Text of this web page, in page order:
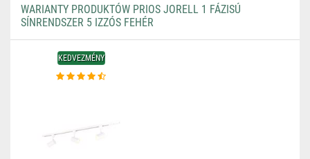
WARIANTY PRODUKTÓW PRIOS JORELL 1 FÁZISÚ
SÍNRENDSZER 5 IZZÓS FEHÉR
KEDVEZMÉNY